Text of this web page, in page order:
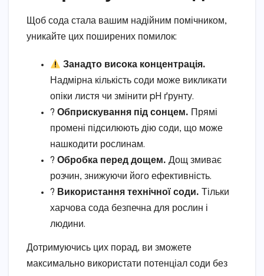
Щоб сода стала вашим надійним помічником,
уникайте цих поширених помилок:
Занадто висока концентрація.
Надмірна кількість соди може викликати
опіки листя чи змінити pH ґрунту.
? Обприскування під сонцем. Прямі
промені підсилюють дію соди, що може
нашкодити рослинам.
?️ Обробка перед дощем. Дощ змиває
розчин, знижуючи його ефективність.
? Використання технічної соди. Тільки
харчова сода безпечна для рослин і
людини.
Дотримуючись цих порад, ви зможете
максимально використати потенціал соди без